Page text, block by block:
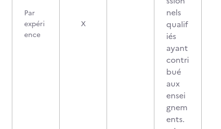
Par
expéri
ence
X
nels
qualif
iés
ayant
contri
bué
aux
ensei
gnem
ents.